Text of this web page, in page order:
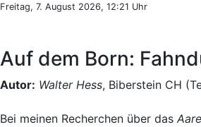
Freitag, 7. August 2026, 12:21 Uhr
Auf dem Born:
Autor: Walter Hess, Biberstein CH
Bei meinen Recherchen über das